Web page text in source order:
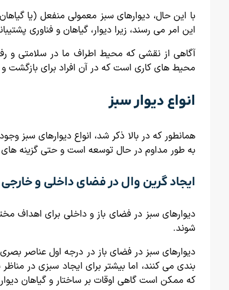
با این حال، دیوارهای سبز معمولی منفعل (یا
این امر می رسند، زیرا دیوار، گیاهان و فناوری
آگاهی از نقشی که محیط اطراف ما در سلامتی و
محیط های کاری است که در آن افراد برای
انواع دیوار سبز
همانطور که در بالا ذکر شد، انواع دیوارهای سبز
به طور مداوم در حال توسعه است و حتی گزینه
ایجاد گرین وال در فضای داخلی و خارجی
دیوارهای سبز در فضای باز و داخلی برای اهداف
شوند.
دیوارهای سبز در فضای باز در درجه اول عناصر
بندی می کنند، اما بیشتر برای ایجاد سبزی در
که ممکن است گاهی اوقات بر ساختار و گیاهان دیوار